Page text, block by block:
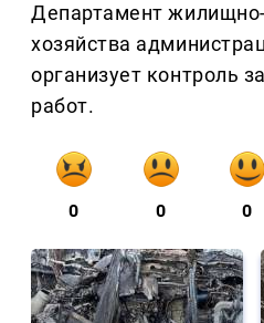
Департамент
хозяйства
организует контроль
работ.
0 0 0